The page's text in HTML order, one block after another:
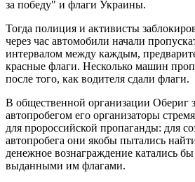
за победу" и флаги Украины.
Тогда полиция и активисты
через час автомобили начали
интервалом между каждым,
красные флаги. Несколько машин
после того, как водителя сдали флаги.
В общественной организации Обериг
автопробегом его организаторы
для пророссийской пропаганды: для
автопробега они якобы пытались
денежное вознаграждение катались
выданными им флагами.